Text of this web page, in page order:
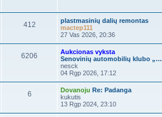
412
plastmasinių dalių remontas
mactep111
27 Vas 2026, 20:36
6206
Aukcionas vyksta
Senovinių automobilių klubo „…
nesck
04 Rgp 2026, 17:12
6 Dovanoju Re: Padanga
kukutis
13 Rgp 2024, 23:10